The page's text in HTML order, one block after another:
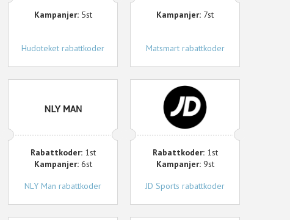
Kampanjer:5st
Hudoteket rabattkoder
Kampanjer: 7st
Matsmart rabattkoder
Rabattkoder:1st
Kampanjer:6st
NLY Man rabattkoder
Sports
Rabattkoder:1st
Kampanjer:9st
JD Sports rabattkoder